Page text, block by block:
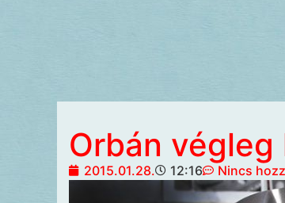
Orbán
2015.01.28. 12:16 Nincs